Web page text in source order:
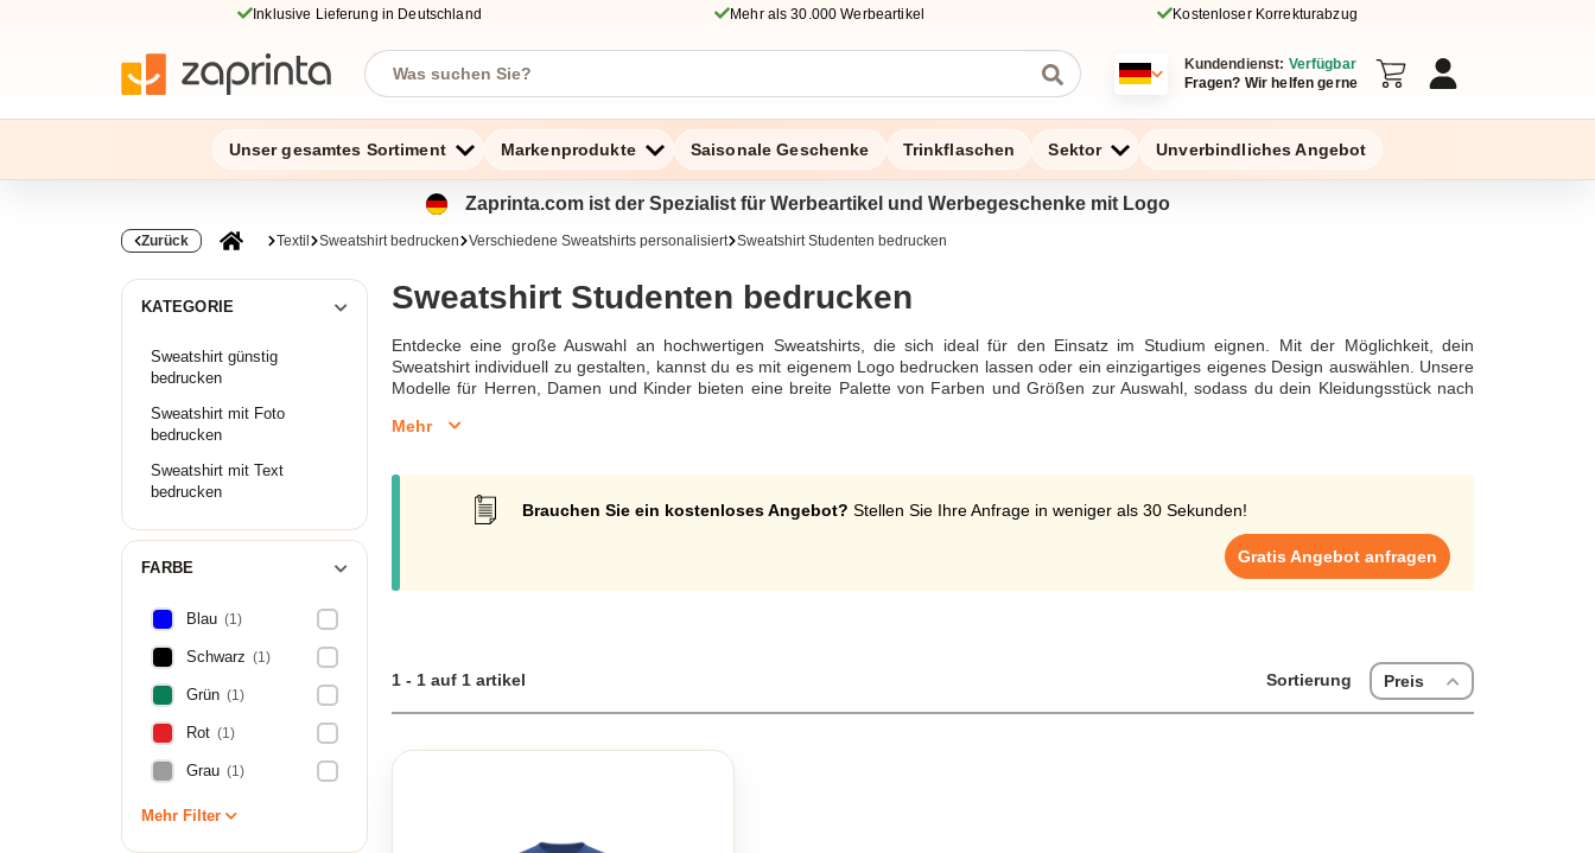
Inklusive Lieferung in Deutschland Mehr als 30.000 Werbeartikel Kostenloser Korrekturabzug
Kundendienst: Verfügbar
Fragen? Wir helfen gerne
Unser gesamtes Sortiment Markenprodukte Saisonale Geschenke Trinkflaschen Sektor Unverbindliches Angebot
Zaprinta.com ist der Spezialist für Werbeartikel und Werbegeschenke mit Logo
Zurück Textil Sweatshirt bedrucken Verschiedene Sweatshirts personalisiert Sweatshirt Studenten bedrucken
KATEGORIE
Sweatshirt günstig
bedrucken
Sweatshirt mit Foto
bedrucken
Sweatshirt mit Text
bedrucken
FARBE
Blau (1)
Schwarz (1)
Grün (1)
Rot (1)
Grau (1)
Mehr Filter
Sweatshirt Studenten bedrucken
Entdecke eine große Auswahl an hochwertigen Sweatshirts, die sich ideal für den Einsatz im Studium eignen. Mit der Möglichkeit, dein
Sweatshirt individuell zu gestalten, kannst du es mit eigenem Logo bedrucken lassen oder ein einzigartiges eigenes Design auswählen. Unsere
Modelle für Herren, Damen und Kinder bieten eine breite Palette von Farben und Größen zur Auswahl, sodass du dein Kleidungsstück nach
Materialien gewährleisten hohen Tragekomfort und Langlebigkeit. Perfekt geeignet als Werbeartikel oder Werbemittel, kannst du dein eigenes
einen Rabatt und eine schnelle Lieferung ist garantiert. Wähle aus verschiedenen Designs, die angenehm zu tragen sind, und lass dein
Sweatshirt für verschiedene Aktivitäten bedrucken. Bestellen und bereits ab 6 Exemplaren erhältst du sogar einen Preisnachlass. Das Gestalten
selbst kannst du bequem online erledigen, wobei wir dir die Möglichkeit bieten, Größe und Farbe festzulegen und schon steht dein neues
Kleidungsstück bereit, um es zuzuschicken lassen. Pullover für verschiedene Aktivitäten bieten dir hohe Flexibilität, sei es als Arbeitskleidung
oder für den Freizeitgebrauch. Unsere bedruckbaren Pullover und Hoodies sind aus hochwertigen Materialien gefertigt und bieten hohen
Komfort. Ob du dich für bedruckte oder unbedruckte Varianten entscheidest, die Qualität bleibt stets hoch. Ideal für Studenten, die ein
variieren können, aber wir garantieren eine hohe Qualität und zufriedene Kunden. Neugierig geworden? ► Jetzt selbst gestalten!"}
Mehr
Brauchen Sie ein kostenloses Angebot? Stellen Sie Ihre Anfrage in weniger als 30 Sekunden!
Gratis Angebot anfragen
1 - 1 auf 1 artikel Sortierung Preis